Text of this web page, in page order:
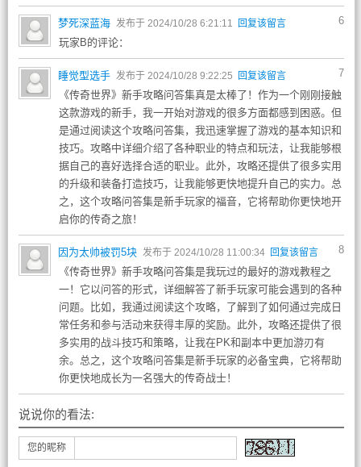
6
梦死深蓝海 发布于 2024/10/28 6:21:11 回复该留言
玩家B的评论：
7
睡觉型选手 发布于 2024/10/28 9:22:25 回复该留言
《传奇世界》新手攻略问答集真是太棒了！作为一个刚刚接触
这款游戏的新手，我一开始对游戏的很多方面都感到困惑。但
是通过阅读这个攻略问答集，我迅速掌握了游戏的基本知识和
技巧。攻略中详细介绍了各种职业的特点和玩法，让我能够根
据自己的喜好选择合适的职业。此外，攻略还提供了很多实用
的升级和装备打造技巧，让我能够更快地提升自己的实力。总
之，这个攻略问答集是新手玩家的福音，它将帮助你更快地开
启你的传奇之旅！
8
因为太帅被罚5块 发布于 2024/10/28 11:00:34 回复该留言
《传奇世界》新手攻略问答集是我玩过的最好的游戏教程之
一！它以问答的形式，详细解答了新手玩家可能会遇到的各种
问题。比如，我通过阅读这个攻略，了解到了如何通过完成日
常任务和参与活动来获得丰厚的奖励。此外，攻略还提供了很
多实用的战斗技巧和策略，让我在PK和副本中更加游刃有
余。总之，这个攻略问答集是新手玩家的必备宝典，它将帮助
你更快地成长为一名强大的传奇战士！
说说你的看法:
您的昵称